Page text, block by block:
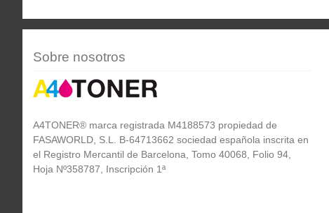
Sobre nosotros
A4TONER® marca registrada M4188573 propiedad de
FASAWORLD, S.L. B-64713662 sociedad española inscrita en
el Registro Mercantil de Barcelona, Tomo 40068, Folio 94,
Hoja Nº358787, Inscripción 1ª